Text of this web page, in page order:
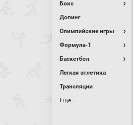
Бокс
Допинг
Олимпийские игры
Формула-1
Баскетбол
Легкая атлетика
Трансляции
Еще...